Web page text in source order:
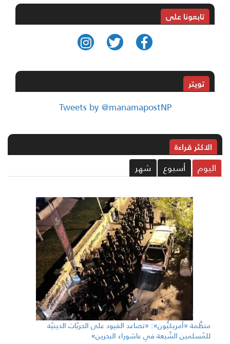
تابعونا على
تويتر
Tweets by @manamapostNP
الاکثر قراءة
أسبوع شهر
منظَّمة «أمريكيُّون»: «تصاعد القيود على الحريّات الدينيّة
للمُسلمين الشّيعة في عاشوراء البحرين»